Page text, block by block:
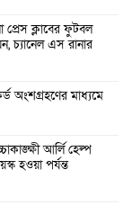
প্রেস ক্লাবের ফুটবল
চ্যানেল এস রানার
অংশগ্রহণের মাধ্যমে
আর্লি হেল্প
হওয়া পর্যন্ত